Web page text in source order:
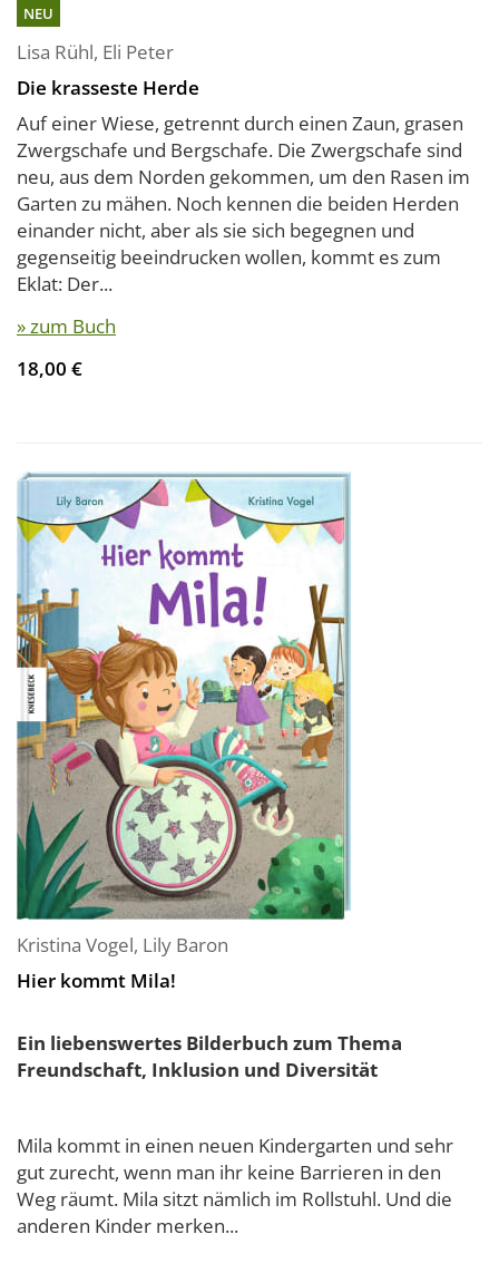
NEU
Lisa Rühl, Eli Peter
Die krasseste Herde
Auf einer Wiese, getrennt durch einen Zaun, grasen
Zwergschafe und Bergschafe. Die Zwergschafe sind
neu, aus dem Norden gekommen, um den Rasen im
Garten zu mähen. Noch kennen die beiden Herden
einander nicht, aber als sie sich begegnen und
gegenseitig beeindrucken wollen, kommt es zum
Eklat: Der...
» zum Buch
18,00 €
Kristina Vogel, Lily Baron
Hier kommt Mila!
Ein liebenswertes Bilderbuch zum Thema
Freundschaft, Inklusion und Diversität
Mila kommt in einen neuen Kindergarten und sehr
gut zurecht, wenn man ihr keine Barrieren in den
Weg räumt. Mila sitzt nämlich im Rollstuhl. Und die
anderen Kinder merken...